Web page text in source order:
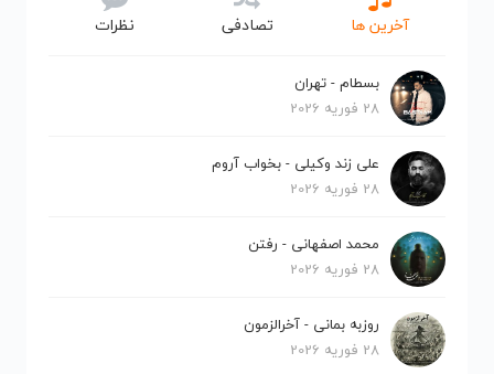
آخرین ها تصادفی نظرات
بسطام - تهران
28 فوریه 2026
علی زند وکیلی - بخواب آروم
28 فوریه 2026
محمد اصفهانی - رفتن
28 فوریه 2026
روزبه بمانی - آخرالزمون
28 فوریه 2026